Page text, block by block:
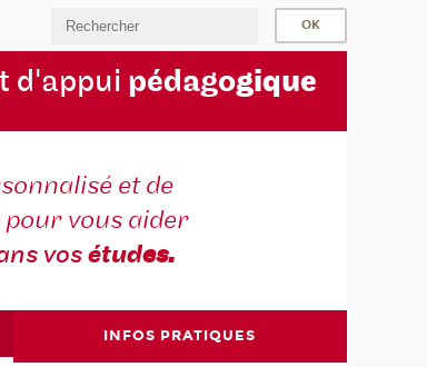
d'appui pédagogique
et de
vous aider
vosétudes.
INFOS PRATIQUES